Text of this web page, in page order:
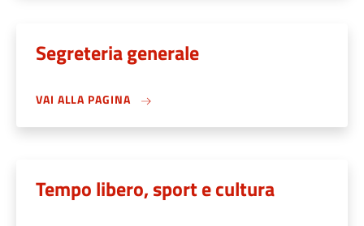
Segreteria generale
VAI ALLA PAGINA
Tempo libero, sport e cultura